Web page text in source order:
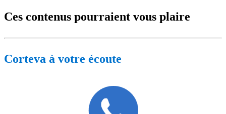
Ces contenus pourraient vous plaire
Corteva à votre écoute